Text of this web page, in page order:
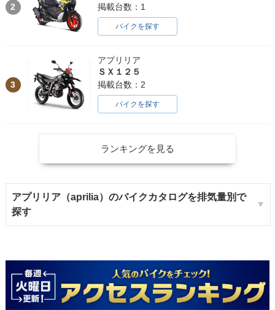
2
掲載台数：1
バイクを探す
3
アプリリア
ＳＸ１２５
掲載台数：2
バイクを探す
ランキングを見る
アプリリア（aprilia）のバイクカタログを排気量別で
探す